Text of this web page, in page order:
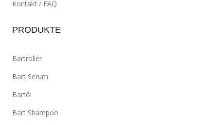
Kontakt / FAQ
PRODUKTE
Bartroller
Bart Serum
Bartöl
Bart Shampoo